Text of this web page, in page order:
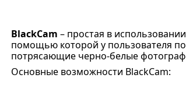
BlackCam – простая в
помощью которой у пользователя
потрясающие черно-белые
Основные возможности BlackCam: